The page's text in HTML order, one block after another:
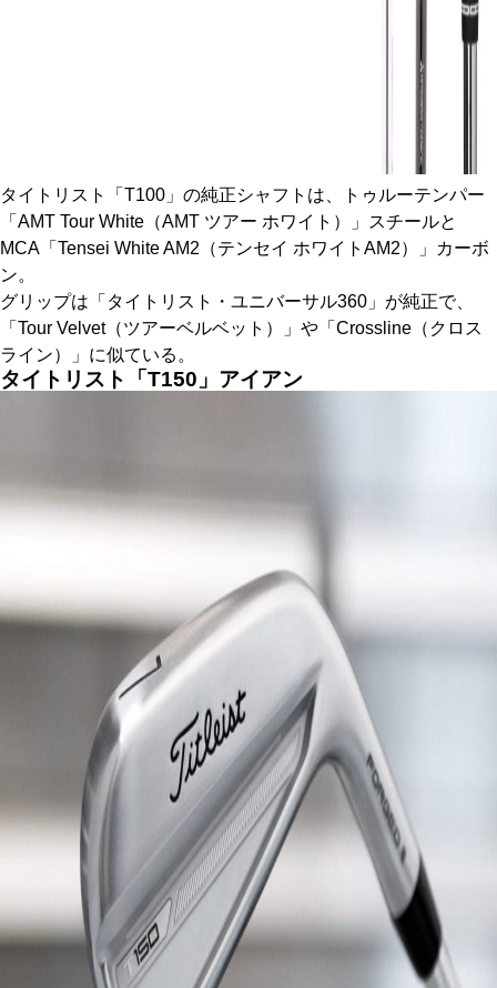
タイトリスト「T100」の純正シャフトは、トゥルーテンパー
「AMT Tour White（AMT ツアー ホワイト）」スチールと
MCA「Tensei White AM2（テンセイ ホワイトAM2）」カーボ
ン。
グリップは「タイトリスト・ユニバーサル360」が純正で、
「Tour Velvet（‎ツアーベルベット）」や「Crossline（クロス
ライン）」に似ている。
タイトリスト「T150」アイアン